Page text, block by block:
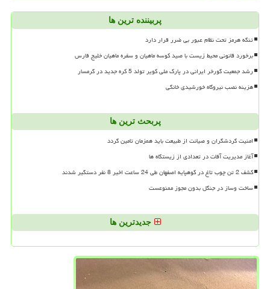
پربیننده ترین ها
تنگه هرمز تحت نظام عبور بی ضرر قرار دارد
برخورد قانونی محیط زیست با صید کوسه ماهیان و سفره ماهیان خلیج فارس
رشد جمعیت گورخر ایرانی در پارک ملی کویر تولد 5 کره جدید در گرمسار
هزینه نصب نیروگاه خورشیدی خانگی
پربحث ترین ها
امنیت گردشگران و صیانت از طبیعت باید همزمان تامین گردد
آغاز مدیریت آفات در تعدادی از زیستگاه ها
کشف 2 تن چوب تاغ در کوهپایه اصفهان طی 24 ساعت اخیر 8 نفر دستگیر شدند
ساخت وساز در جنگل بدون مجوز ممنوعست
جدیدترین ها